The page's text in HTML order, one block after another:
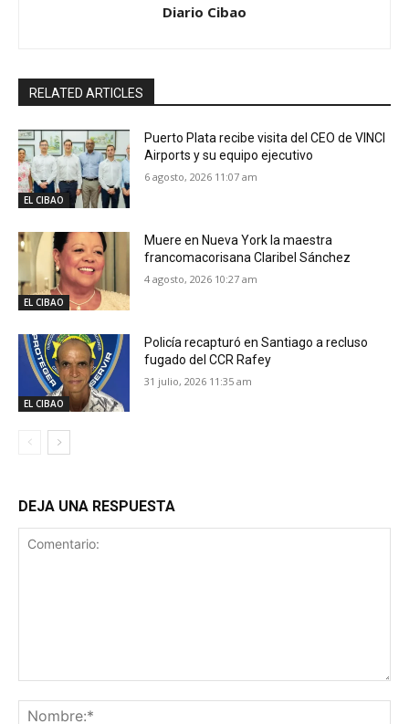
Diario Cibao
RELATED ARTICLES
EL CIBAO
Puerto Plata recibe visita del CEO de VINCI
Airports y su equipo ejecutivo
6 agosto, 2026 11:07 am
EL CIBAO
Muere en Nueva York la maestra
francomacorisana Claribel Sánchez
4 agosto, 2026 10:27 am
EL CIBAO
Policía recapturó en Santiago a recluso
fugado del CCR Rafey
31 julio, 2026 11:35 am
DEJA UNA RESPUESTA